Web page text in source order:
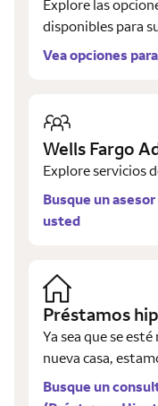
Explore las
disponibles para
Vea opciones
Wells Fargo
Explore servicios
Busque un
usted
Préstamos
Ya sea que se
nueva casa,
Busque un